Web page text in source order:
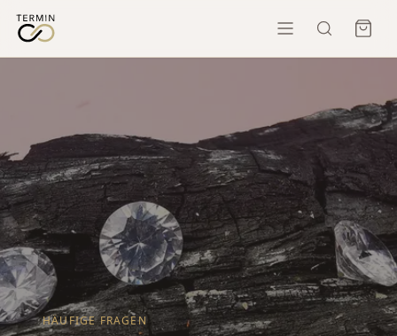
HÄUFIGE FRAGEN